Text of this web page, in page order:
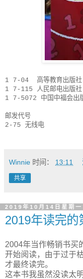
1 7-04 高等教育出版社
1 7-115 人民邮电出版社
1 7-5072 中国中福会出
邮发代号
2-75 无线电
Winnie 时间： 13:11
共享
2019年10月14日星期一
2019年读完
2004年当作畅销书买
开始阅读，由于过于
才最终读完。
这本书我虽然没读太